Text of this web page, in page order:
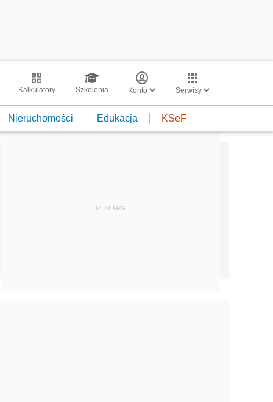
Kalkulatory Szkolenia Konto Serwisy
Nieruchomości Edukacja KSeF
REKLAMA